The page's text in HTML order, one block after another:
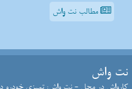
مطالب نت واش
نت واش